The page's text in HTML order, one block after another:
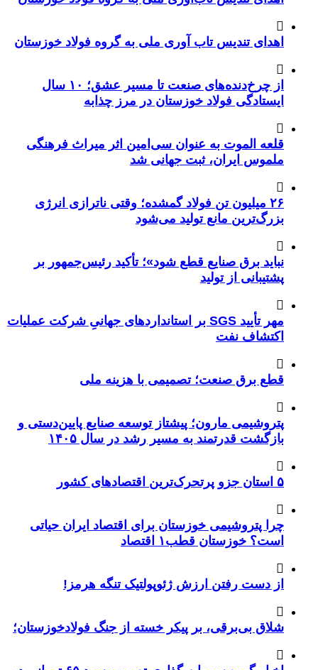
اهدای تندیس تاب آوری ملی به گروه فولاد خوزستان
از چرخ‌دنده‌های صنعت تا مسیر عشق؛ ۱۰ سال
ایستادگی فولاد خوزستان در مرز چذابه
قلعه الموت به عنوان سی‌امین اثر میراث‌ فرهنگی
ملموس ایران، ثبت جهانی شد
۲۶ میلیون تن فولاد گمشده؛ وقتی ناترازی انرژی
بزرگ‌ترین مانع تولید می‌شود
نباید برق صنایع قطع شود»؛ تأکید رئیس‌جمهور بر
پشتیبانی از تولید
مهر تأیید SGS بر استانداردهای جهانیِ شرکت عملیات
اکتشاف نفت
قطع برق صنعت؛ تصمیمی با هزینه ملی
پتروشیمی مارون؛ پیشتاز توسعه صنایع پایین‌دستی و
بازگشت قدرتمند به مسیر رشد در سال ۱۴۰۵
۵ استان جزو پرتحرک‌ترین اقتصاد‌های کشور
چرا پتروشیمی خوزستان برای اقتصاد ایران حیاتی
است؟ خوزستان قطب۱ اقتصاد
از دست رفتن ارزش ژئوپولتیک تنگه هرمز!
شلاق‌ بی‌برقی، بر پیکر خسته‌ از جنگ فولادخوزستان؛